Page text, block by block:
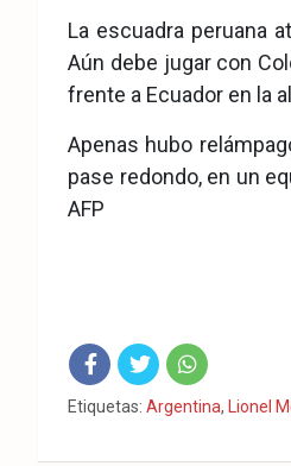
La escuadra peruana
Aún debe jugar con
frente a Ecuador en la
Apenas hubo
pase redondo, en un
AFP
Fac Twit Wha
Etiquetas: Argentina, Lionel